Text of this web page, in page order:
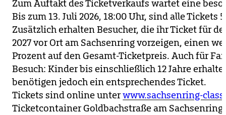
Zum Auftakt des Ticketverkaufs wartet eine
Bis zum 13. Juli 2026, 18:00 Uhr, sind alle Tickets
Zusätzlich erhalten Besucher, die ihr Ticket für
2027 vor Ort am Sachsenring vorzeigen, einen
Prozent auf den Gesamt-Ticketpreis. Auch für
Besuch: Kinder bis einschließlich 12 Jahre
benötigen jedoch ein entsprechendes Ticket.
Tickets sind online unterwww.sachsenring-
Ticketcontainer Goldbachstraße am